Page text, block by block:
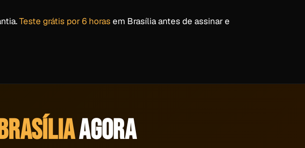
Teste grátis por 6 horas em Brasília antes de assinar e
AGORA